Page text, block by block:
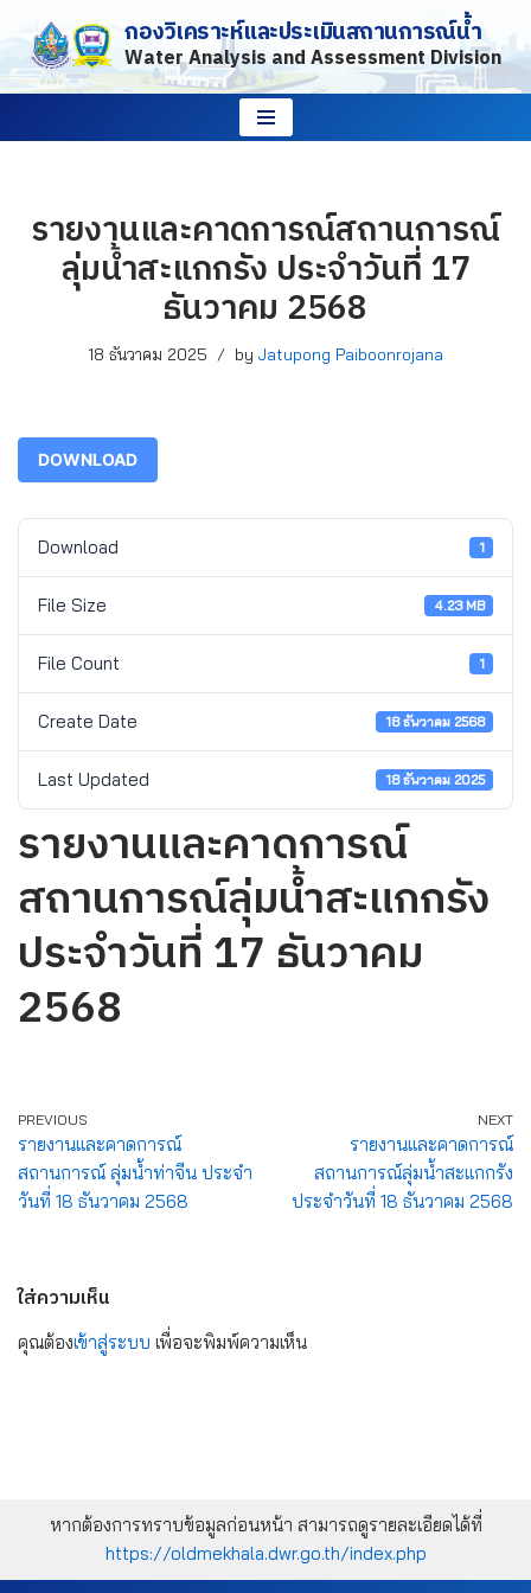
Skip
to
กองวิเคราะห์และประเมินสถานการณ์น้ำ
Water Analysis and Assessment Division
รายงานและคาดการณ์สถานการณ์
ลุ่มน้ำสะแกกรัง ประจำวันที่ 17
ธันวาคม 2568
18 ธันวาคม 2025 by Jatupong Paiboonrojana
DOWNLOAD
Download 1
File Size 4.23 MB
File Count 1
Create Date 18 ธันวาคม 2568
Last Updated 18 ธันวาคม 2025
รายงานและคาดการณ์
สถานการณ์ลุ่มน้ำสะแกกรัง
ประจำวันที่ 17 ธันวาคม
2568
PREVIOUS
รายงานและคาดการณ์
สถานการณ์ ลุ่มน้ำท่าจีน ประจำ
วันที่ 18 ธันวาคม 2568
NEXT
รายงานและคาดการณ์
สถานการณ์ลุ่มน้ำสะแกกรัง
ประจำวันที่ 18 ธันวาคม 2568
ใส่ความเห็น
คุณต้องเข้าสู่ระบบ เพื่อจะพิมพ์ความเห็น
หากต้องการทราบข้อมูลก่อนหน้า สามารถดูรายละเอียดได้ที่
https://oldmekhala.dwr.go.th/index.php